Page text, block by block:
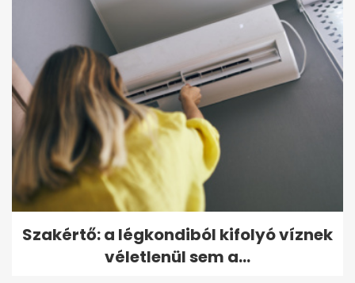
Szakértő: a légkondiból kifolyó víznek
véletlenül sem a...